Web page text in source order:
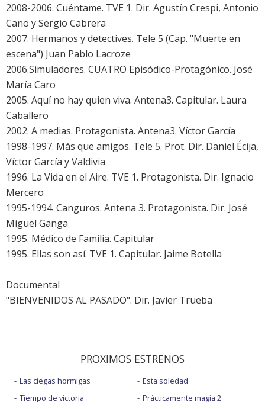
2008-2006. Cuéntame. TVE 1. Dir. Agustín Crespi, Antonio
Cano y Sergio Cabrera
2007. Hermanos y detectives. Tele 5 (Cap. "Muerte en
escena") Juan Pablo Lacroze
2006.Simuladores. CUATRO Episódico-Protagónico. José
María Caro
2005. Aquí no hay quien viva. Antena3. Capitular. Laura
Caballero
2002. A medias. Protagonista. Antena3. Víctor García
1998-1997. Más que amigos. Tele 5. Prot. Dir. Daniel Écija,
Víctor García y Valdivia
1996. La Vida en el Aire. TVE 1. Protagonista. Dir. Ignacio
Mercero
1995-1994. Canguros. Antena 3. Protagonista. Dir. José
Miguel Ganga
1995. Médico de Familia. Capitular
1995. Ellas son así. TVE 1. Capitular. Jaime Botella
Documental
"BIENVENIDOS AL PASADO". Dir. Javier Trueba
PROXIMOS ESTRENOS
Las ciegas hormigas
Tiempo de victoria
Esta soledad
Prácticamente magia 2